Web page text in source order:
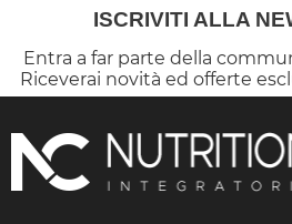
ISCRIVITI ALLA
Entra a far parte della
Riceverai novità ed offerte